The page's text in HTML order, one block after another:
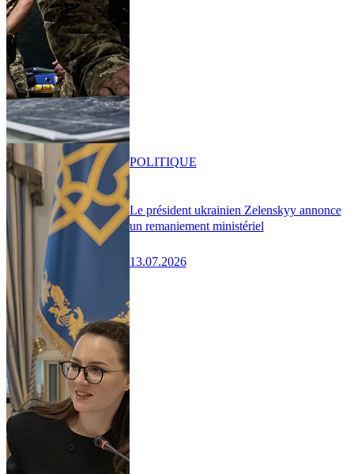
Le président ukrainien Zelenskyy annonce
un remaniement ministériel
13.07.2026
POLITIQUE